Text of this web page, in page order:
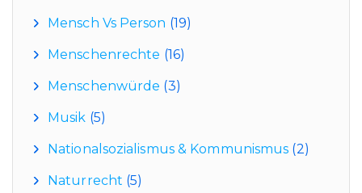
Mensch Vs Person (19)
Menschenrechte (16)
Menschenwürde (3)
Musik (5)
Nationalsozialismus & Kommunismus (2)
Naturrecht (5)